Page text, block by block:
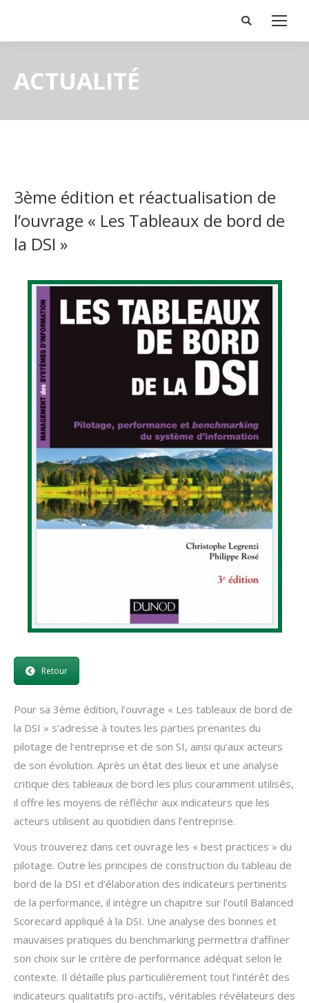
Search:
ACTUALITÉ
3ème édition et réactualisation de
l’ouvrage « Les Tableaux de bord de
la DSI »
Retour
Pour sa 3ème édition, l’ouvrage « Les tableaux de bord de
la DSI » s’adresse à toutes les parties prenantes du
pilotage de l’entreprise et de son SI, ainsi qu’aux acteurs
de son évolution. Après un état des lieux et une analyse
critique des tableaux de bord les plus couramment utilisés,
il offre les moyens de réfléchir aux indicateurs que les
acteurs utilisent au quotidien dans l’entreprise.
Vous trouverez dans cet ouvrage les « best practices » du
pilotage. Outre les principes de construction du tableau de
bord de la DSI et d’élaboration des indicateurs pertinents
de la performance, il intègre un chapitre sur l’outil Balanced
Scorecard appliqué à la DSI. Une analyse des bonnes et
mauvaises pratiques du benchmarking permettra d’affiner
son choix sur le critère de performance adéquat selon le
contexte. Il détaille plus particulièrement tout l’intérêt des
indicateurs qualitatifs pro-actifs, véritables révélateurs des